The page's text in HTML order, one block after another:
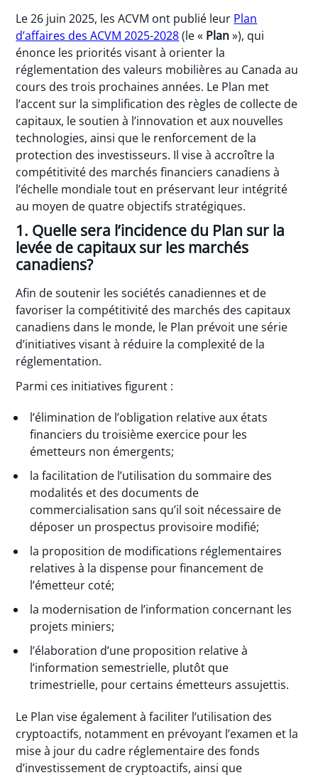
Le 26 juin 2025, les ACVM ont publié leur Plan
d’affaires des ACVM 2025-2028(le « Plan»), qui
énonce les priorités visant à orienter la
réglementation des valeurs mobilières au Canada au
cours des trois prochaines années. Le Plan met
l’accent sur la simplification des règles de collecte de
capitaux, le soutien à l’innovation et aux nouvelles
technologies, ainsi que le renforcement de la
protection des investisseurs. Il vise à accroître la
compétitivité des marchés financiers canadiens à
l’échelle mondiale tout en préservant leur intégrité
au moyen de quatre objectifs stratégiques.
1. Quelle sera l’incidence du Plan sur la
levée de capitaux sur les marchés
canadiens?
Afin de soutenir les sociétés canadiennes et de
favoriser la compétitivité des marchés des capitaux
canadiens dans le monde, le Plan prévoit une série
d’initiatives visant à réduire la complexité de la
réglementation.
Parmi ces initiatives figurent :
l’élimination de l’obligation relative aux états
financiers du troisième exercice pour les
émetteurs non émergents;
la facilitation de l’utilisation du sommaire des
modalités et des documents de
commercialisation sans qu’il soit nécessaire de
déposer un prospectus provisoire modifié;
la proposition de modifications réglementaires
relatives à la dispense pour financement de
l’émetteur coté;
la modernisation de l’information concernant les
projets miniers;
l’élaboration d’une proposition relative à
l’information semestrielle, plutôt que
trimestrielle, pour certains émetteurs assujettis.
Le Plan vise également à faciliter l’utilisation des
cryptoactifs, notamment en prévoyant l’examen et la
mise à jour du cadre réglementaire des fonds
d’investissement de cryptoactifs, ainsi que